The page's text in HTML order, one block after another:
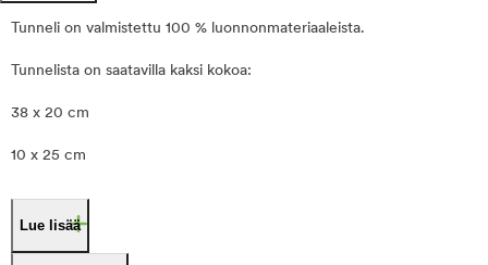
Tunneli on valmistettu 100 % luonnonmateriaaleista.
Tunnelista on saatavilla kaksi kokoa:
38 x 20 cm
10 x 25 cm
Lue lisää